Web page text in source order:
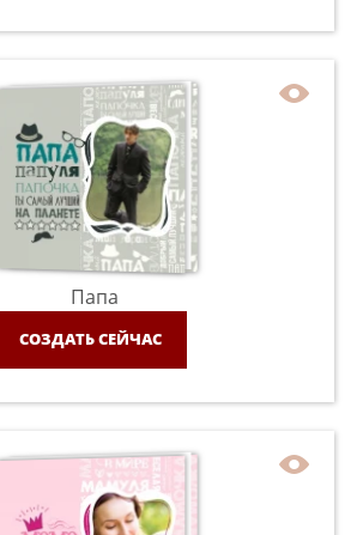
Папа
СОЗДАТЬ СЕЙЧАС